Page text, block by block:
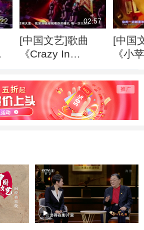
02:57
[中国文艺]歌曲
《Crazy In
美儿
[中国
《小